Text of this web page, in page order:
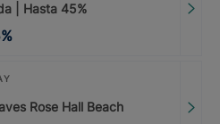
| Hasta 45%
%
Rose Hall Beach